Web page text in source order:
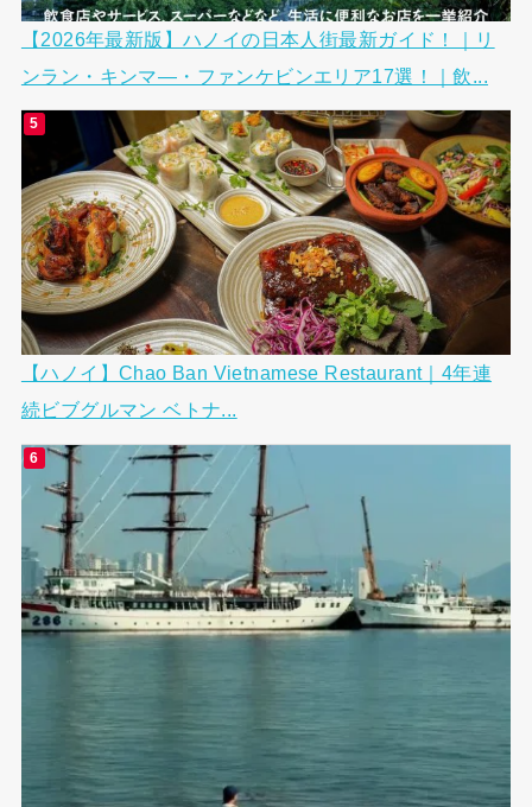
【2026年最新版】ハノイの日本人街最新ガイド！｜リ
ンラン・キンマ―・ファンケビンエリア17選！｜飲...
【ハノイ】Chao Ban Vietnamese Restaurant｜4年連
続ビブグルマン ベトナ...